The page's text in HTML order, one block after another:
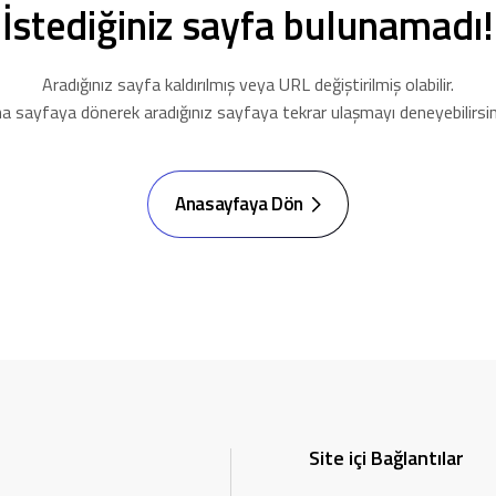
İstediğiniz sayfa bulunamadı!
Aradığınız sayfa kaldırılmış veya URL değiştirilmiş olabilir.
sayfaya dönerek aradığınız sayfaya tekrar ulaşmayı
Anasayfaya Dön
Site içi Bağlantılar